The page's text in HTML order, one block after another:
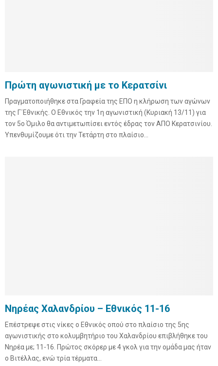
Πρώτη αγωνιστική με το Κερατσίνι
Πραγματοποιήθηκε στα Γραφεία της ΕΠΟ η κλήρωση των αγώνων
της Γ΄Εθνικής. Ο Εθνικός την 1η αγωνιστική (Κυριακή 13/11) για
τον 5ο Όμιλο θα αντιμετωπίσει εντός έδρας τον ΑΠΟ Κερατσινίου.
Υπενθυμίζουμε ότι την Τετάρτη στο πλαίσιο...
Νηρέας Χαλανδρίου – Εθνικός 11-16
Επέστρεψε στις νίκες ο Εθνικός οπού στο πλαίσιο της 5ης
αγωνιστικής στο κολυμβητήριο του Χαλανδρίου επιβλήθηκε του
Νηρέα με; 11-16. Πρώτος σκόρερ με 4 γκολ για την ομάδα μας ήταν
ο Βιτέλλας, ενώ τρία τέρματα...